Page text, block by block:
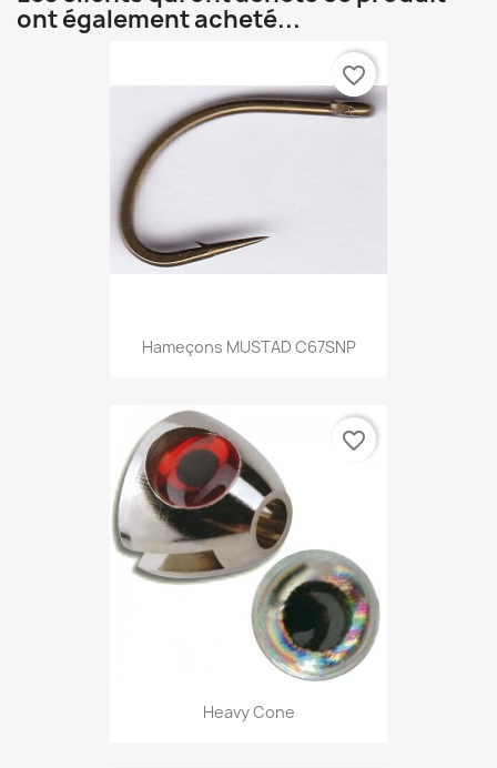
ont également acheté...
Hameçons MUSTAD C67SNP
favorite_border
Heavy Cone
favorite_border